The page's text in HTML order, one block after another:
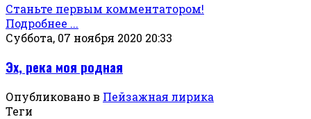
Станьте первым комментатором!
Подробнее ...
Суббота, 07 ноября 2020 20:33
Эх, река моя родная
Опубликовано в Пейзажная лирика
Теги